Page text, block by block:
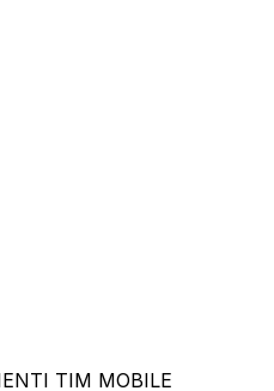
TIM MOBILE